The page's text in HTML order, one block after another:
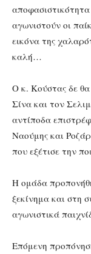
αγωνιστούν οι
εικόνα της
καλή…
Ο κ. Κούστας δε θα
Σίνα και τον
αντίποδα
Ναούμης και
που εξέτισε την
Η ομάδα
ξεκίνημα και στη
αγωνιστικά
Επόμενη